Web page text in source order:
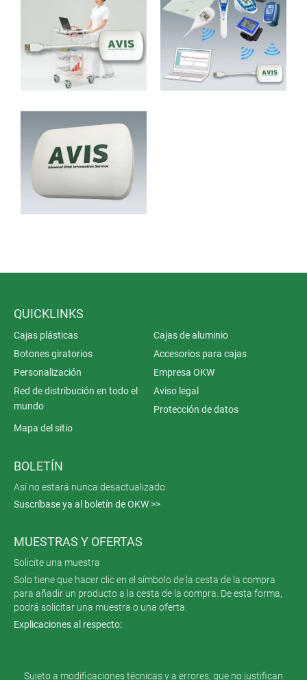
QUICKLINKS
Cajas plásticas
Cajas de aluminio
Botones giratorios
Accesorios para cajas
Personalización
Empresa OKW
Red de distribución en todo el
mundo
Aviso legal
Protección de datos
Mapa del sitio
BOLETÍN
Así no estará nunca desactualizado.
Suscríbase ya al boletín de OKW >>
MUESTRAS Y OFERTAS
Solicite una muestra
Solo tiene que hacer clic en el símbolo de la cesta de la compra
para añadir un producto a la cesta de la compra. De esta forma,
podrá solicitar una muestra o una oferta.
Explicaciones al respecto:
Sujeto a modificaciones técnicas y a errores, que no justifican